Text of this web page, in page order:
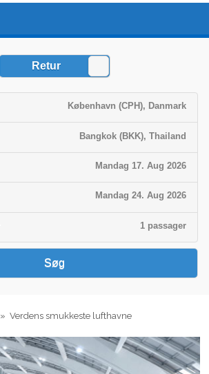
» Verdens smukkeste lufthavne